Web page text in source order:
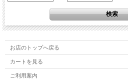
お店のトップへ戻る
カートを見る
ご利用案内